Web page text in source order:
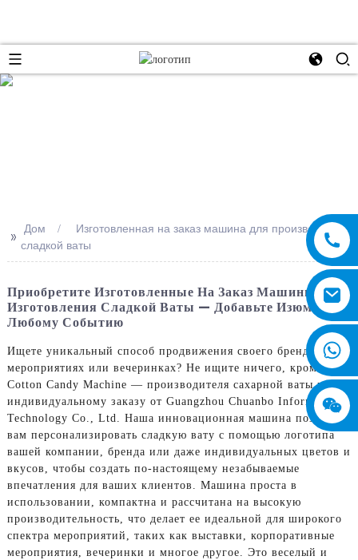
>> Дом
Изготовленная на заказ машина для производства
сладкой ваты
Приобретите Изготовленные На Заказ Машины Для
Изготовления Сладкой Ваты — Добавьте Изюминку
Любому Событию
Ищете уникальный способ продвижения своего бренда на
мероприятиях или вечеринках? Не ищите ничего, кроме The
Cotton Candy Machine — производителя сахарной ваты по
индивидуальному заказу от Guangzhou Chuanbo Information
Technology Co., Ltd. Наша инновационная машина позволяет
вам персонализировать сладкую вату с помощью логотипа
вашей компании, бренда или даже индивидуальных цветов и
вкусов, чтобы создать по-настоящему незабываемые
впечатления для ваших клиентов. Машина проста в
использовании, компактна и рассчитана на высокую
производительность, что делает ее идеальной для широкого
спектра мероприятий, таких как выставки, корпоративные
мероприятия, вечеринки и многое другое. Это веселый и